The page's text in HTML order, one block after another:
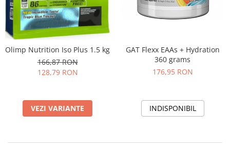
Olimp Nutrition Iso Plus 1.5 kg
166,87 RON
128,79 RON
VEZI VARIANTE
GAT Flexx EAAs + Hydration
360 grams
176,95 RON
INDISPONIBIL